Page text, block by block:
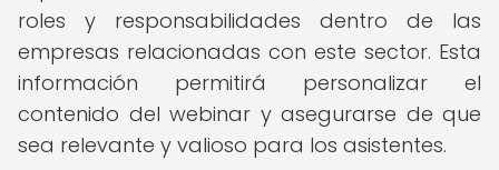
roles y responsabilidades dentro de las
empresas relacionadas con este sector. Esta
información permitirá personalizar el
contenido del webinar y asegurarse de que
sea relevante y valioso para los asistentes.